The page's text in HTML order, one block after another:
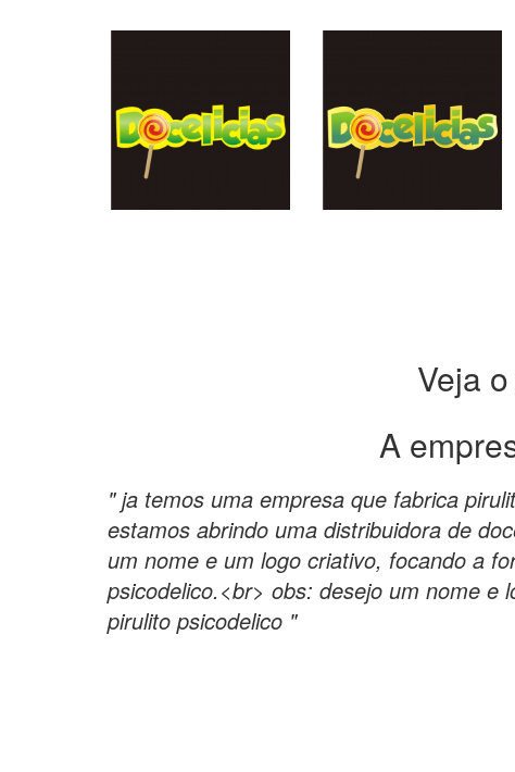
Veja
A
" ja temos uma empresa que fabrica
estamos abrindo uma distribuidora de
um nome e um logo criativo, focando a
psicodelico.<br> obs: desejo um nome e
pirulito psicodelico "